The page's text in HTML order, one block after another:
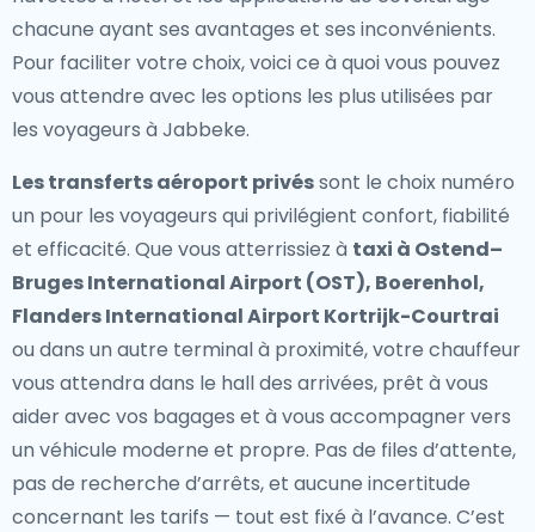
chacune ayant ses avantages et ses inconvénients.
Pour faciliter votre choix, voici ce à quoi vous pouvez
vous attendre avec les options les plus utilisées par
les voyageurs à Jabbeke.
Les transferts aéroport privéssont le choix numéro
un pour les voyageurs qui privilégient confort, fiabilité
et efficacité. Que vous atterrissiez à taxi à Ostend–
Bruges International Airport (OST), Boerenhol,
Flanders International Airport Kortrijk-Courtrai
ou dans un autre terminal à proximité, votre chauffeur
vous attendra dans le hall des arrivées, prêt à vous
aider avec vos bagages et à vous accompagner vers
un véhicule moderne et propre. Pas de files d’attente,
pas de recherche d’arrêts, et aucune incertitude
concernant les tarifs — tout est fixé à l’avance. C’est